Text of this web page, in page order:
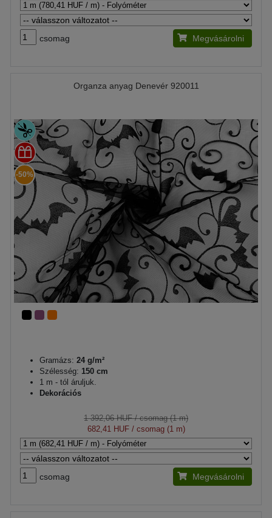
csomag Megvásárolni
Organza anyag Denevér 920011
-50%
Gramázs: 24 g/m²
Szélesség: 150 cm
1 m - tól áruljuk.
Dekorációs
1 392,06 HUF/ csomag (1 m)
682,41 HUF/ csomag (1 m)
csomag Megvásárolni